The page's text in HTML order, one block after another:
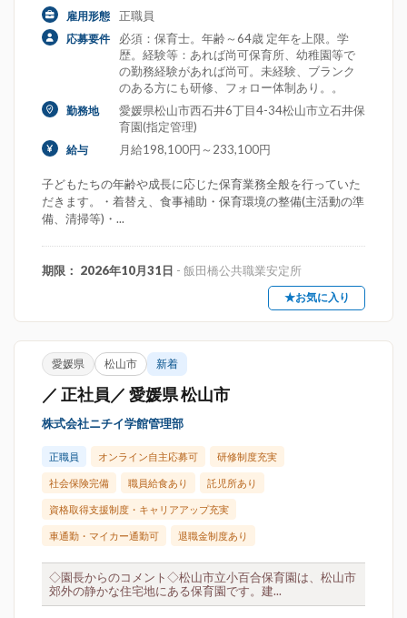
雇用形態 正職員
応募要件
必須：保育士。年齢～64歳 定年を上限。学
歴。経験等：あれば尚可保育所、幼稚園等で
の勤務経験があれば尚可。未経験、ブランク
のある方にも研修、フォロー体制あり。。
勤務地
愛媛県松山市西石井6丁目4-34松山市立石井保
育園(指定管理)
給与 月給198,100円～233,100円
子どもたちの年齢や成長に応じた保育業務全般を行っていた
だきます。・着替え、食事補助・保育環境の整備(主活動の準
備、清掃等)・...
期限： 2026年10月31日 - 飯田橋公共職業安定所
★お気に入り
愛媛県 松山市 新着
／ 正社員／ 愛媛県 松山市
株式会社ニチイ学館管理部
正職員 オンライン自主応募可 研修制度充実
社会保険完備 職員給食あり 託児所あり
資格取得支援制度・キャリアアップ充実
車通勤・マイカー通勤可 退職金制度あり
◇園長からのコメント◇松山市立小百合保育園は、松山市
郊外の静かな住宅地にある保育園です。建...